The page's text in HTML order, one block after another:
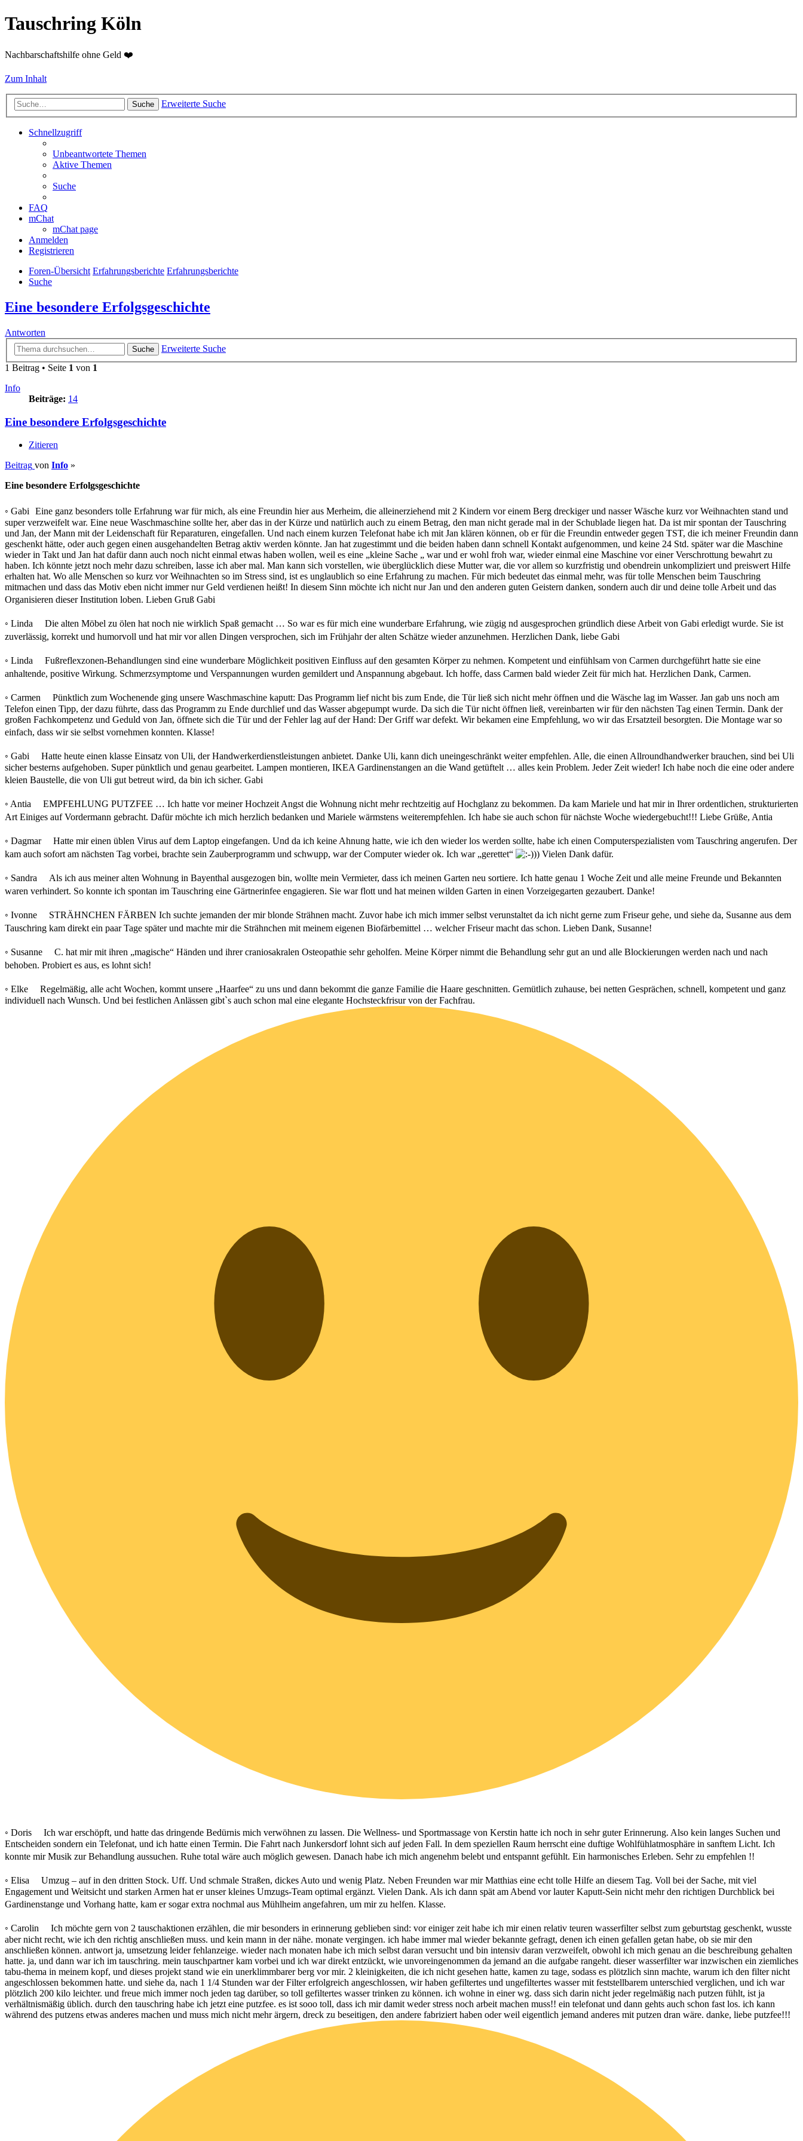
Tauschring Köln
Nachbarschaftshilfe ohne Geld ❤️
Zum Inhalt
Suche Erweiterte Suche
Schnellzugriff
Unbeantwortete Themen
Aktive Themen
Suche
FAQ
mChat
mChat page
Anmelden
Registrieren
Foren-Übersicht Erfahrungsberichte Erfahrungsberichte
Suche
Eine besondere Erfolgsgeschichte
Antworten
Suche
Erweiterte Suche
1 Beitrag • Seite 1 von 1
Info
Beiträge: 14
Eine besondere Erfolgsgeschichte
Zitieren
Beitrag von Info »
Eine besondere Erfolgsgeschichte
◦ Gabi Eine ganz besonders tolle Erfahrung war für mich, als eine Freundin hier aus Merheim, die alleinerziehend mit 2 Kindern vor einem Berg dreckiger und nasser Wäsche kurz vor Weihnachten stand und
super verzweifelt war. Eine neue Waschmaschine sollte her, aber das in der Kürze und natürlich auch zu einem Betrag, den man nicht gerade mal in der Schublade liegen hat. Da ist mir spontan der Tauschring
und Jan, der Mann mit der Leidenschaft für Reparaturen, eingefallen. Und nach einem kurzen Telefonat habe ich mit Jan klären können, ob er für die Freundin entweder gegen TST, die ich meiner Freundin dann
geschenkt hätte, oder auch gegen einen ausgehandelten Betrag aktiv werden könnte. Jan hat zugestimmt und die beiden haben dann schnell Kontakt aufgenommen, und keine 24 Std. später war die Maschine
wieder in Takt und Jan hat dafür dann auch noch nicht einmal etwas haben wollen, weil es eine „kleine Sache „ war und er wohl froh war, wieder einmal eine Maschine vor einer Verschrottung bewahrt zu
haben. Ich könnte jetzt noch mehr dazu schreiben, lasse ich aber mal. Man kann sich vorstellen, wie überglücklich diese Mutter war, die vor allem so kurzfristig und obendrein unkompliziert und preiswert Hilfe
erhalten hat. Wo alle Menschen so kurz vor Weihnachten so im Stress sind, ist es unglaublich so eine Erfahrung zu machen. Für mich bedeutet das einmal mehr, was für tolle Menschen beim Tauschring
mitmachen und dass das Motiv eben nicht immer nur Geld verdienen heißt! In diesem Sinn möchte ich nicht nur Jan und den anderen guten Geistern danken, sondern auch dir und deine tolle Arbeit und das
Organisieren dieser Institution loben. Lieben Gruß Gabi
◦ Linda Die alten Möbel zu ölen hat noch nie wirklich Spaß gemacht … So war es für mich eine wunderbare Erfahrung, wie zügig nd ausgesprochen gründlich diese Arbeit von Gabi erledigt wurde. Sie ist
zuverlässig, korrekt und humorvoll und hat mir vor allen Dingen versprochen, sich im Frühjahr der alten Schätze wieder anzunehmen. Herzlichen Dank, liebe Gabi
◦ Linda Fußreflexzonen-Behandlungen sind eine wunderbare Möglichkeit positiven Einfluss auf den gesamten Körper zu nehmen. Kompetent und einfühlsam von Carmen durchgeführt hatte sie eine
anhaltende, positive Wirkung. Schmerzsymptome und Verspannungen wurden gemildert und Anspannung abgebaut. Ich hoffe, dass Carmen bald wieder Zeit für mich hat. Herzlichen Dank, Carmen.
◦ Carmen Pünktlich zum Wochenende ging unsere Waschmaschine kaputt: Das Programm lief nicht bis zum Ende, die Tür ließ sich nicht mehr öffnen und die Wäsche lag im Wasser. Jan gab uns noch am
Telefon einen Tipp, der dazu führte, dass das Programm zu Ende durchlief und das Wasser abgepumpt wurde. Da sich die Tür nicht öffnen ließ, vereinbarten wir für den nächsten Tag einen Termin. Dank der
großen Fachkompetenz und Geduld von Jan, öffnete sich die Tür und der Fehler lag auf der Hand: Der Griff war defekt. Wir bekamen eine Empfehlung, wo wir das Ersatzteil besorgten. Die Montage war so
einfach, dass wir sie selbst vornehmen konnten. Klasse!
◦ Gabi Hatte heute einen klasse Einsatz von Uli, der Handwerkerdienstleistungen anbietet. Danke Uli, kann dich uneingeschränkt weiter empfehlen. Alle, die einen Allroundhandwerker brauchen, sind bei Uli
sicher besterns aufgehoben. Super pünktlich und genau gearbeitet. Lampen montieren, IKEA Gardinenstangen an die Wand getüftelt … alles kein Problem. Jeder Zeit wieder! Ich habe noch die eine oder andere
kleien Baustelle, die von Uli gut betreut wird, da bin ich sicher. Gabi
◦ Antia EMPFEHLUNG PUTZFEE … Ich hatte vor meiner Hochzeit Angst die Wohnung nicht mehr rechtzeitig auf Hochglanz zu bekommen. Da kam Mariele und hat mir in Ihrer ordentlichen, strukturierten
Art Einiges auf Vordermann gebracht. Dafür möchte ich mich herzlich bedanken und Mariele wärmstens weiterempfehlen. Ich habe sie auch schon für nächste Woche wiedergebucht!!! Liebe Grüße, Antia
◦ Dagmar Hatte mir einen üblen Virus auf dem Laptop eingefangen. Und da ich keine Ahnung hatte, wie ich den wieder los werden sollte, habe ich einen Computerspezialisten vom Tauschring angerufen. Der
kam auch sofort am nächsten Tag vorbei, brachte sein Zauberprogramm und schwupp, war der Computer wieder ok. Ich war „gerettet“
)) Vielen Dank dafür.
◦ Sandra Als ich aus meiner alten Wohnung in Bayenthal ausgezogen bin, wollte mein Vermieter, dass ich meinen Garten neu sortiere. Ich hatte genau 1 Woche Zeit und alle meine Freunde und Bekannten
waren verhindert. So konnte ich spontan im Tauschring eine Gärtnerinfee engagieren. Sie war flott und hat meinen wilden Garten in einen Vorzeigegarten gezaubert. Danke!
◦ Ivonne STRÄHNCHEN FÄRBEN Ich suchte jemanden der mir blonde Strähnen macht. Zuvor habe ich mich immer selbst verunstaltet da ich nicht gerne zum Friseur gehe, und siehe da, Susanne aus dem
Tauschring kam direkt ein paar Tage später und machte mir die Strähnchen mit meinem eigenen Biofärbemittel … welcher Friseur macht das schon. Lieben Dank, Susanne!
◦ Susanne C. hat mir mit ihren „magische“ Händen und ihrer craniosakralen Osteopathie sehr geholfen. Meine Körper nimmt die Behandlung sehr gut an und alle Blockierungen werden nach und nach
behoben. Probiert es aus, es lohnt sich!
◦ Elke Regelmäßig, alle acht Wochen, kommt unsere „Haarfee“ zu uns und dann bekommt die ganze Familie die Haare geschnitten. Gemütlich zuhause, bei netten Gesprächen, schnell, kompetent und ganz
individuell nach Wunsch. Und bei festlichen Anlässen gibt`s auch schon mal eine elegante Hochsteckfrisur von der Fachfrau.
◦ Doris Ich war erschöpft, und hatte das dringende Bedürnis mich verwöhnen zu lassen. Die Wellness- und Sportmassage von Kerstin hatte ich noch in sehr guter Erinnerung. Also kein langes Suchen und
Entscheiden sondern ein Telefonat, und ich hatte einen Termin. Die Fahrt nach Junkersdorf lohnt sich auf jeden Fall. In dem speziellen Raum herrscht eine duftige Wohlfühlatmosphäre in sanftem Licht. Ich
konnte mir Musik zur Behandlung aussuchen. Ruhe total wäre auch möglich gewesen. Danach habe ich mich angenehm belebt und entspannt gefühlt. Ein harmonisches Erleben. Sehr zu empfehlen !!
◦ Elisa Umzug – auf in den dritten Stock. Uff. Und schmale Straßen, dickes Auto und wenig Platz. Neben Freunden war mir Matthias eine echt tolle Hilfe an diesem Tag. Voll bei der Sache, mit viel
Engagement und Weitsicht und starken Armen hat er unser kleines Umzugs-Team optimal ergänzt. Vielen Dank. Als ich dann spät am Abend vor lauter Kaputt-Sein nicht mehr den richtigen Durchblick bei
Gardinenstange und Vorhang hatte, kam er sogar extra nochmal aus Mühlheim angefahren, um mir zu helfen. Klasse.
◦ Carolin Ich möchte gern von 2 tauschaktionen erzählen, die mir besonders in erinnerung geblieben sind: vor einiger zeit habe ich mir einen relativ teuren wasserfilter selbst zum geburtstag geschenkt, wusste
aber nicht recht, wie ich den richtig anschließen muss. und kein mann in der nähe. monate vergingen. ich habe immer mal wieder bekannte gefragt, denen ich einen gefallen getan habe, ob sie mir den
anschließen können. antwort ja, umsetzung leider fehlanzeige. wieder nach monaten habe ich mich selbst daran versucht und bin intensiv daran verzweifelt, obwohl ich mich genau an die beschreibung gehalten
hatte. ja, und dann war ich im tauschring. mein tauschpartner kam vorbei und ich war direkt entzückt, wie unvoreingenommen da jemand an die aufgabe rangeht. dieser wasserfilter war inzwischen ein ziemliches
tabu-thema in meinem kopf, und dieses projekt stand wie ein unerklimmbarer berg vor mir. 2 kleinigkeiten, die ich nicht gesehen hatte, kamen zu tage, sodass es plötzlich sinn machte, warum ich den filter nicht
angeschlossen bekommen hatte. und siehe da, nach 1 1/4 Stunden war der Filter erfolgreich angeschlossen, wir haben gefiltertes und ungefiltertes wasser mit feststellbarem unterschied verglichen, und ich war
plötzlich 200 kilo leichter. und freue mich immer noch jeden tag darüber, so toll gefiltertes wasser trinken zu können. ich wohne in einer wg. dass sich darin nicht jeder regelmäßig nach putzen fühlt, ist ja
verhältnismäßig üblich. durch den tauschring habe ich jetzt eine putzfee. es ist sooo toll, dass ich mir damit weder stress noch arbeit machen muss!! ein telefonat und dann gehts auch schon fast los. ich kann
während des putzens etwas anderes machen und muss mich nicht mehr ärgern, dreck zu beseitigen, den andere fabriziert haben oder weil eigentlich jemand anderes mit putzen dran wäre. danke, liebe putzfee!!!